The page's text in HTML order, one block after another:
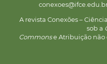
A revista Conexões –
sob a
Commonse Atribuição não